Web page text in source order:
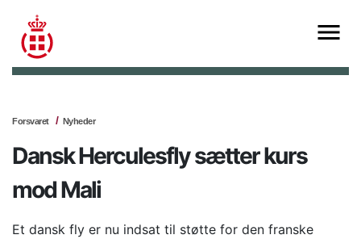
Forsvaret Nyheder
Dansk Herculesfly sætter kurs
mod Mali
Et dansk fly er nu indsat til støtte for den franske